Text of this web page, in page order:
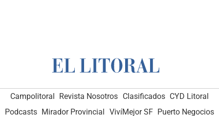
Campolitoral Revista Nosotros Clasificados CYD Litoral
Podcasts Mirador Provincial VivíMejor SF Puerto Negocios